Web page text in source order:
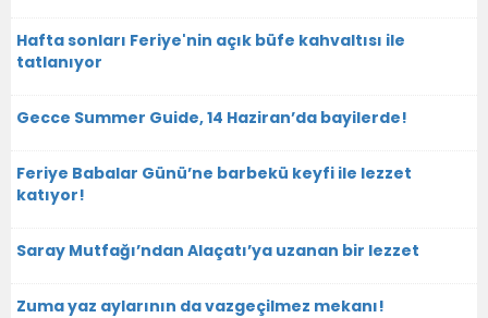
Hafta sonları Feriye'nin açık büfe kahvaltısı ile
tatlanıyor
Gecce Summer Guide, 14 Haziran’da bayilerde!
Feriye Babalar Günü’ne barbekü keyfi ile lezzet
katıyor!
Saray Mutfağı’ndan Alaçatı’ya uzanan bir lezzet
Zuma yaz aylarının da vazgeçilmez mekanı!